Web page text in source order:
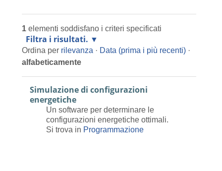
Progettazione
Programmazione
1 elementi soddisfano i criteri specificati
Filtra i risultati.
Ordina per rilevanza · Data (prima i più recenti) ·
alfabeticamente
Simulazione di configurazioni
energetiche
Un software per determinare le
configurazioni energetiche ottimali.
Si trova in Programmazione